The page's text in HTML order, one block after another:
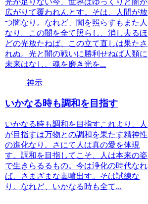
広がりて覆われんとす。そは、人間が放
つ闇なり。なれど、闇を照らすもまた人
なり。この闇を全て照らし、消し去るほ
どの光放たねば、この立て直しは果たさ
れぬ。光と闇の戦いに勝利せねば人類に
未来はなし。魂を磨き光を...
神示
いかなる時も調和を目指す
いかなる時も調和を目指すこれより、人
が目指すは万物との調和を果たす精神性
の進化なり。さにて人は真の愛を体現
す。調和を目指してこそ、人は本来の姿
で生きらるるもの。今は浄化の時代なれ
ば、さまざまな毒噴出す。そは試練な
り。なれど、いかなる時も全て...